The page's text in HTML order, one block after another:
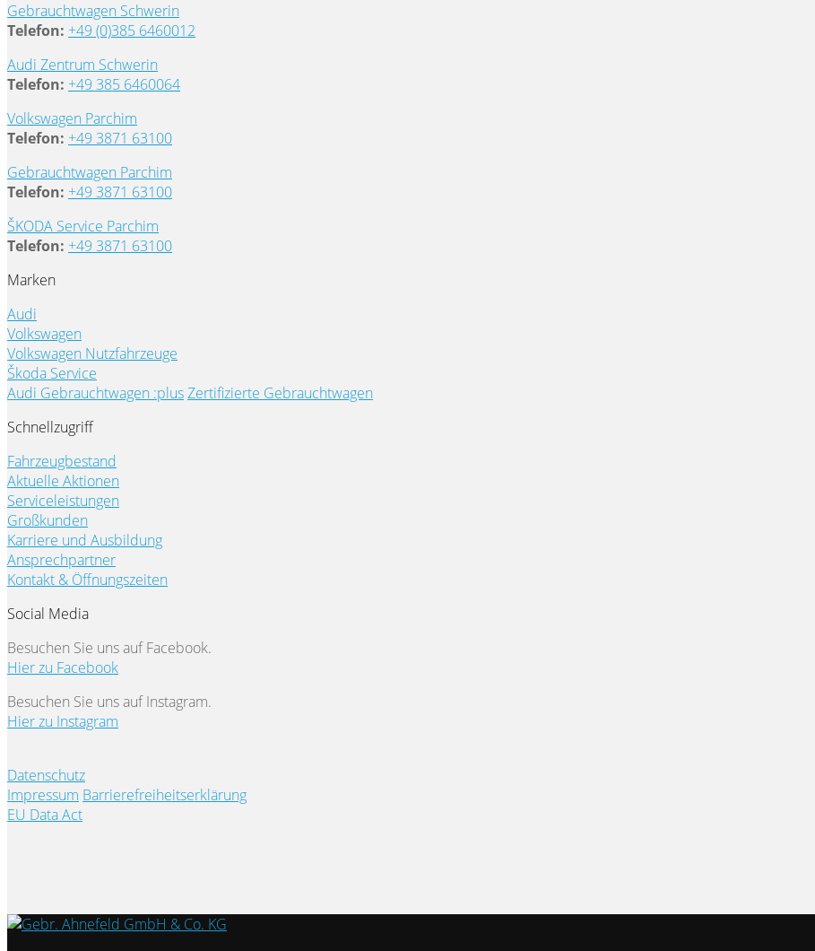
Gebrauchtwagen Schwerin
Telefon: +49 (0)385 6460012
Audi Zentrum Schwerin
Telefon: +49 385 6460064
Volkswagen Parchim
Telefon: +49 3871 63100
Gebrauchtwagen Parchim
Telefon: +49 3871 63100
ŠKODA Service Parchim
Telefon: +49 3871 63100
Marken
Audi
Volkswagen
Volkswagen Nutzfahrzeuge
Škoda Service
Audi Gebrauchtwagen :plusZertifizierte Gebrauchtwagen
Schnellzugriff
Fahrzeugbestand
Aktuelle Aktionen
Serviceleistungen
Großkunden
Karriere und Ausbildung
Ansprechpartner
Kontakt & Öffnungszeiten
Social Media
Besuchen Sie uns auf Facebook.
Hier zu Facebook
Besuchen Sie uns auf Instagram.
Hier zu Instagram
Datenschutz
Impressum Barrierefreiheitserklärung
EU Data Act